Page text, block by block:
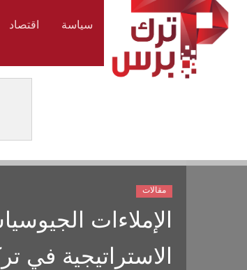
سياسة اقتصاد
الإملاءات
الاستراتيجية في
مقالات